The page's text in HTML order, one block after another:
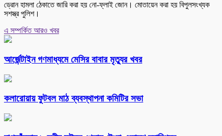
ড্রোন হামলা ঠেকাতে জারি করা হয় নো-ফ্লাই জোন। মোতায়েন করা হয় বিপুলসংখ্যক
সশস্ত্র পুলিশ।
এ সম্পর্কিত আরও খবর
আর্জেন্টাইন গণমাধ্যমে মেসির বাবার মৃত্যুর খবর
কলারোয়ায় ফুটবল মাঠ ব্যবস্থাপনা কমিটির সভা